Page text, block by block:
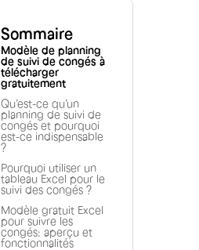
Sommaire
Modèle de planning
de suivi de congés à
télécharger
gratuitement
Qu’est-ce qu’un
planning de suivi de
congés et pourquoi
est-ce indispensable
?
Pourquoi utiliser un
tableau Excel pour le
suivi des congés ?
Modèle gratuit Excel
pour suivre les
congés: aperçu et
fonctionnalités